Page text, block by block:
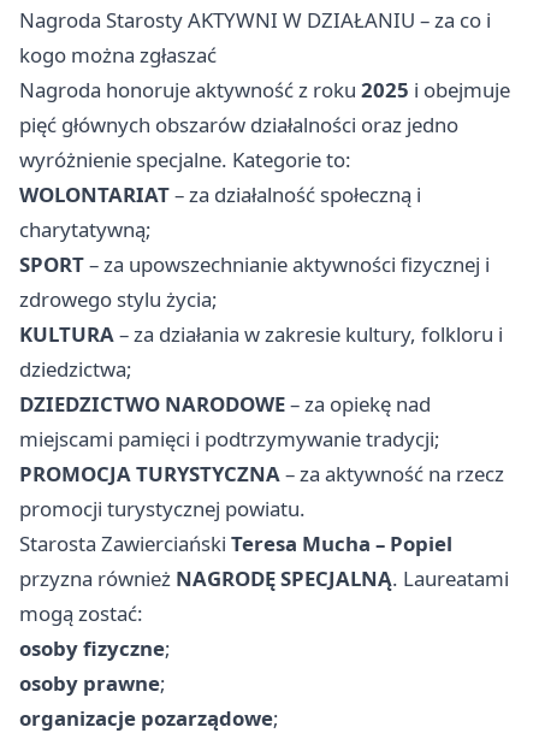
Nagroda Starosty AKTYWNI W DZIAŁANIU – za co i
kogo można zgłaszać
Nagroda honoruje aktywność z roku 2025 i obejmuje
pięć głównych obszarów działalności oraz jedno
wyróżnienie specjalne. Kategorie to:
WOLONTARIAT– za działalność społeczną i
charytatywną;
SPORT– za upowszechnianie aktywności fizycznej i
zdrowego stylu życia;
KULTURA– za działania w zakresie kultury, folkloru i
dziedzictwa;
DZIEDZICTWO NARODOWE– za opiekę nad
miejscami pamięci i podtrzymywanie tradycji;
PROMOCJA TURYSTYCZNA– za aktywność na rzecz
promocji turystycznej powiatu.
Starosta Zawierciański Teresa Mucha – Popiel
przyzna również NAGRODĘ SPECJALNĄ. Laureatami
mogą zostać:
osoby fizyczne;
osoby prawne;
organizacje pozarządowe;